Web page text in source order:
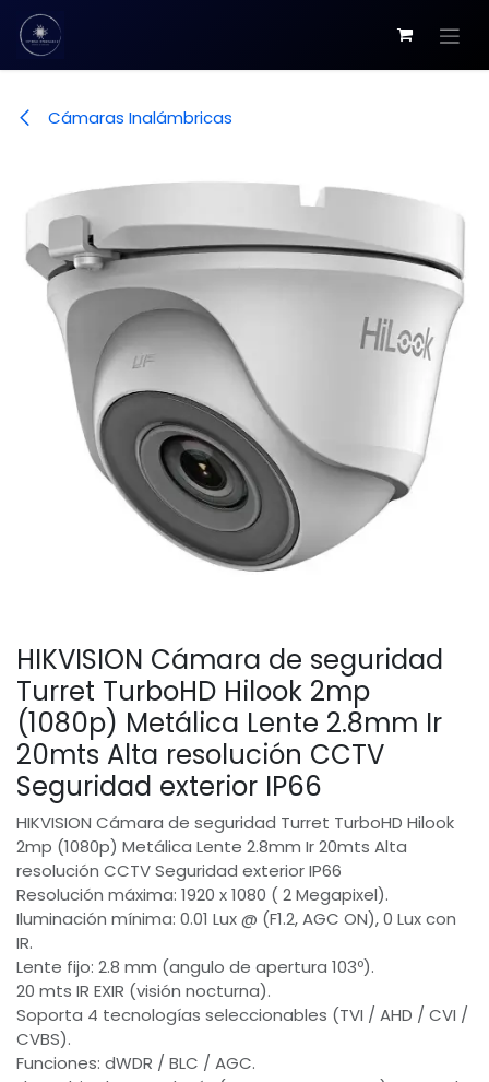
Ir al contenido
Cámaras Inalámbricas
HIKVISION Cámara de seguridad
Turret TurboHD Hilook 2mp
(1080p) Metálica Lente 2.8mm Ir
20mts Alta resolución CCTV
Seguridad exterior IP66
HIKVISION Cámara de seguridad Turret TurboHD Hilook
2mp (1080p) Metálica Lente 2.8mm Ir 20mts Alta
resolución CCTV Seguridad exterior IP66
Resolución máxima: 1920 x 1080 ( 2 Megapixel).
Iluminación mínima: 0.01 Lux @ (F1.2, AGC ON), 0 Lux con
IR.
Lente fijo: 2.8 mm (angulo de apertura 103º).
20 mts IR EXIR (visión nocturna).
Soporta 4 tecnologías seleccionables (TVI / AHD / CVI /
CVBS).
Funciones: dWDR / BLC / AGC.